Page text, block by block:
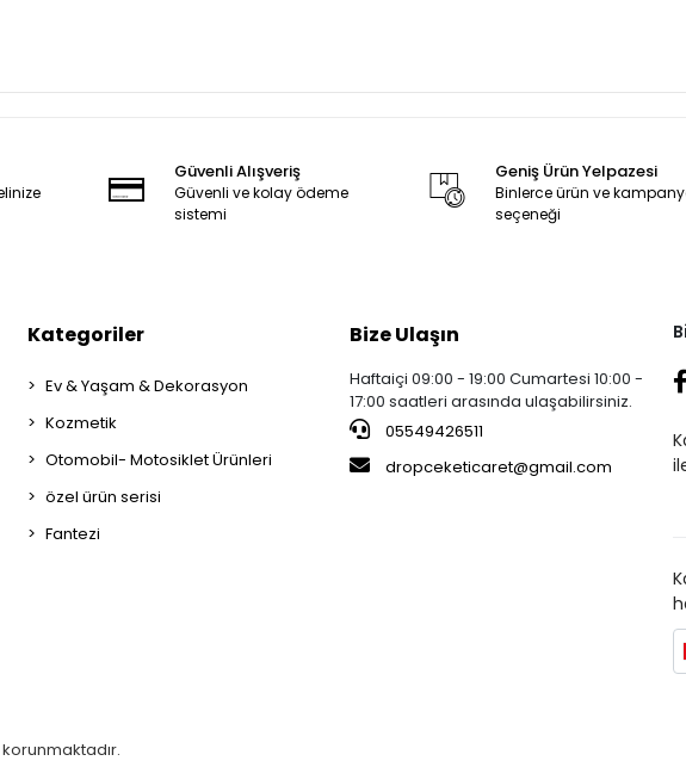
Güvenli Alışveriş
Güvenli ve kolay ödeme
sistemi
Geniş Ürün Yelpazesi
Binlerce ürün ve
seçeneği
Kategoriler
Ev & Yaşam & Dekorasyon
Kozmetik
Otomobil- Motosiklet Ürünleri
özel ürün serisi
Fantezi
Bize Ulaşın
Haftaiçi 09:00 - 19:00 Cumartesi 10:00 -
17:00 saatleri arasında ulaşabilirsiniz.
05549426511
dropceketicaret@gmail.com